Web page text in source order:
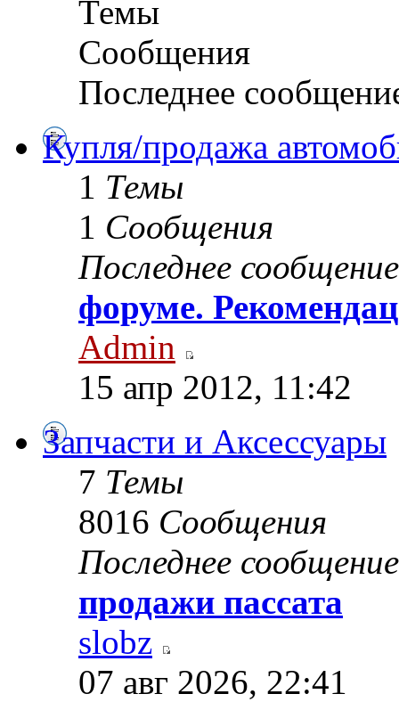
Темы
Сообщения
Последнее
Купля/продажа
1 Темы
1 Сообщения
Последнее сообщение
форуме.
Admin
15 апр 2012, 11:42
Запчасти и Аксессуары
7 Темы
8016 Сообщения
Последнее сообщение
продажи пассата
slobz
07 авг 2026, 22:41